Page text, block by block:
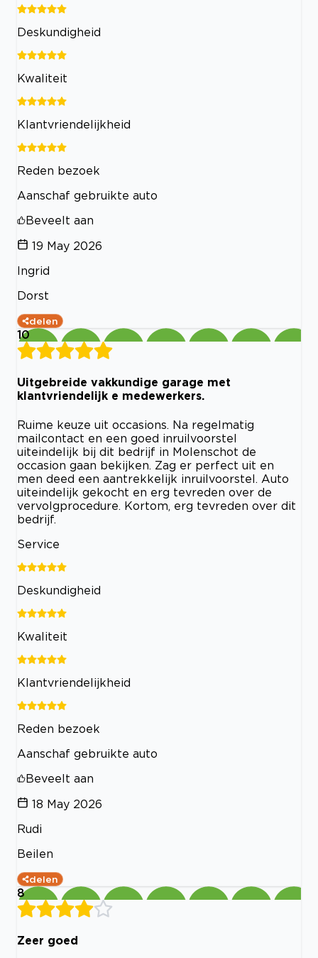
Deskundigheid
Kwaliteit
Klantvriendelijkheid
Reden bezoek
Aanschaf gebruikte auto
Beveelt aan
19 May 2026
Ingrid
Dorst
delen
10
Uitgebreide vakkundige garage met
klantvriendelijk e medewerkers.
Ruime keuze uit occasions. Na regelmatig
mailcontact en een goed inruilvoorstel
uiteindelijk bij dit bedrijf in Molenschot de
occasion gaan bekijken. Zag er perfect uit en
men deed een aantrekkelijk inruilvoorstel. Auto
uiteindelijk gekocht en erg tevreden over de
vervolgprocedure. Kortom, erg tevreden over dit
bedrijf.
Service
Deskundigheid
Kwaliteit
Klantvriendelijkheid
Reden bezoek
Aanschaf gebruikte auto
Beveelt aan
18 May 2026
Rudi
Beilen
delen
8
Zeer goed